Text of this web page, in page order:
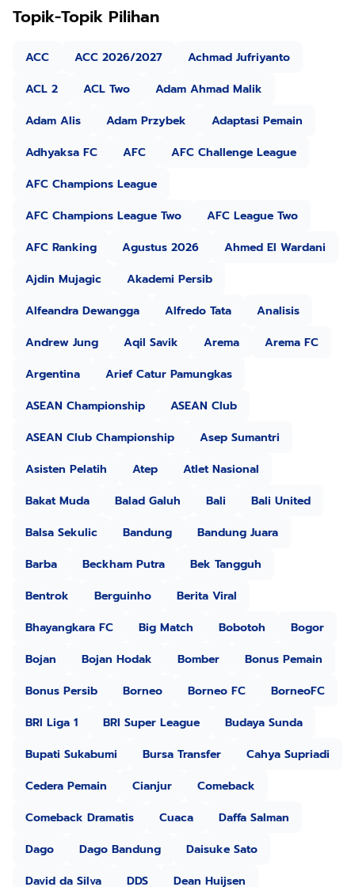
Topik-Topik Pilihan
ACC ACC 2026/2027
Achmad Jufriyanto
ACL 2
ACL Two
Adam Ahmad Malik
Adam Alis
Adam Przybek
Adaptasi Pemain
Adhyaksa FC
AFC
AFC Challenge League
AFC Champions League
AFC Champions League Two
AFC League Two
AFC Ranking
Agustus 2026
Ahmed El Wardani
Ajdin Mujagic
Akademi Persib
Alfeandra Dewangga
Alfredo Tata
Analisis
Andrew Jung
Aqil Savik Arema
Arema FC
Argentina
Arief Catur Pamungkas
ASEAN Championship
ASEAN Club
ASEAN Club Championship
Asep Sumantri
Asisten Pelatih
Atep
Atlet Nasional
Bakat Muda
Balad Galuh Bali
Bali United
Balsa Sekulic
Bandung
Bandung Juara
Barba
Beckham Putra
Bek Tangguh
Bentrok
Berguinho
Berita Viral
Bhayangkara FC
Big Match Bobotoh
Bogor
Bojan
Bojan Hodak Bomber
Bonus Pemain
Bonus Persib
Borneo Borneo FC
BorneoFC
BRI Liga 1
BRI Super League
Budaya Sunda
Bupati Sukabumi
Bursa Transfer
Cahya Supriadi
Cedera Pemain
Cianjur
Comeback
Comeback Dramatis
Cuaca
Daffa Salman
Dago
Dago Bandung
Daisuke Sato
David da Silva
DDS Dean Huijsen